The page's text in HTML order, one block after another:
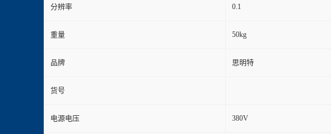
分辨率 0.1
重量 50kg
品牌 思明特
货号
电源电压 380V